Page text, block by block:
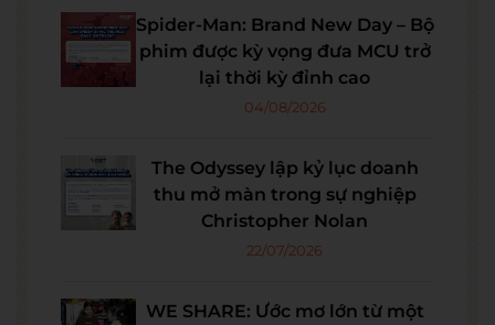
Spider-Man: Brand New Day – Bộ
phim được kỳ vọng đưa MCU trở
lại thời kỳ đỉnh cao
04/08/2026
The Odyssey lập kỷ lục doanh
thu mở màn trong sự nghiệp
Christopher Nolan
22/07/2026
WE SHARE: Ước mơ lớn từ một